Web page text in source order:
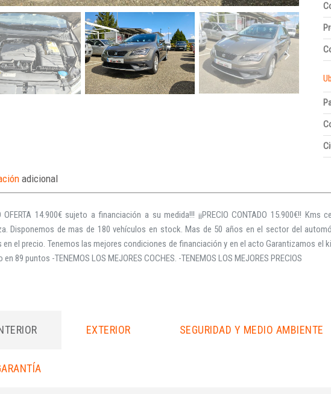
adicional
OFERTA 14.900€ sujeto a financiación a su medida!!! ¡¡PRECIO CONTADO 15.900€!!
Disponemos de mas de 180 vehículos en stock. Mas de 50 años en el sector del
en el precio. Tenemos las mejores condiciones de financiación y en el acto Garantizamos el
en 89 puntos -TENEMOS LOS MEJORES COCHES. -TENEMOS LOS MEJORES PRECIOS
EXTERIOR SEGURIDAD Y MEDIO AMBIENTE